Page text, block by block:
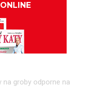
na groby odporne na